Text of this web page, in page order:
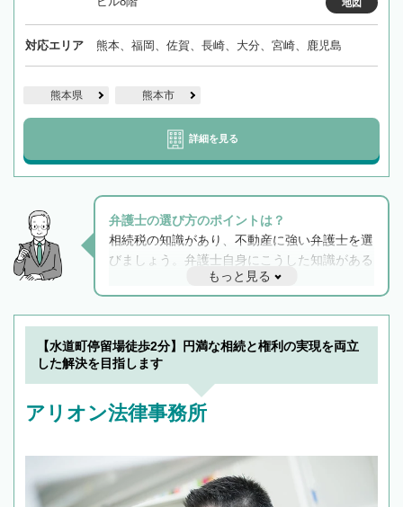
地図
対応エリア 熊本、福岡、佐賀、長崎、大分、宮崎、鹿児島
熊本県 熊本市
詳細を見る
弁護士の選び方のポイントは？
相続税の知識があり、不動産に強い弁護士を選
びましょう。弁護士自身にこうした知識がある
と他士業との連携もスムーズに進み、トラブル
解決のみならず相続をトータルで任せることが
できます。また、相続は感情がからむ分野なの
でフィーリングも重要です。実際に電話や面談
で複数の弁護士と会話をしてウマが合う方に依
もっと見る
【水道町停留場徒歩2分】円満な相続と権利の実現を両立
した解決を目指します
アリオン法律事務所